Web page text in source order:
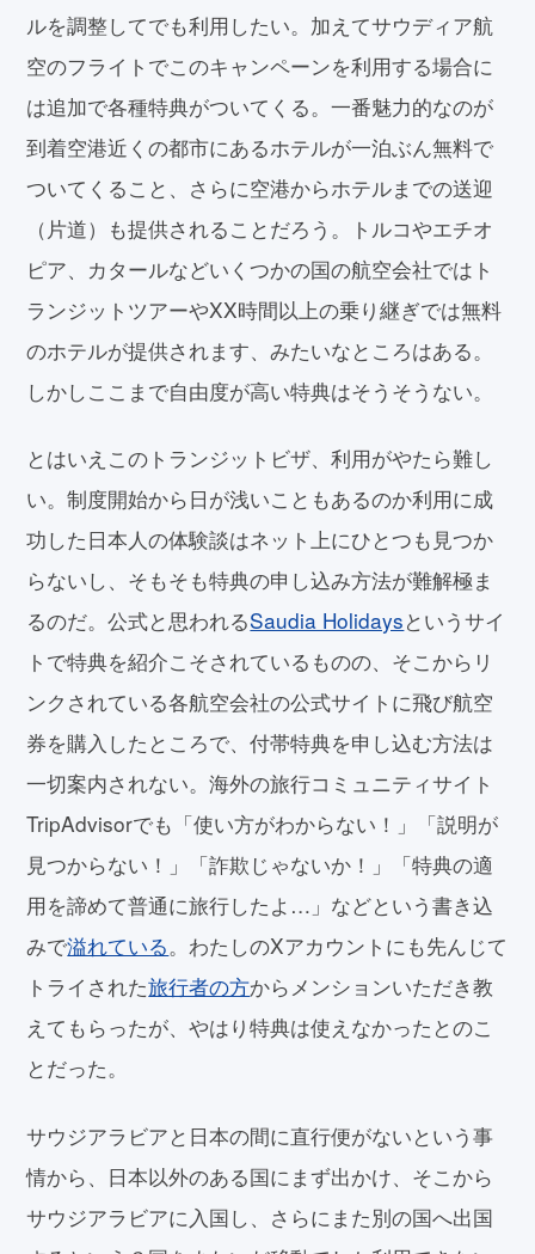
ルを調整してでも利用したい。加えてサウディア航
空のフライトでこのキャンペーンを利用する場合に
は追加で各種特典がついてくる。一番魅力的なのが
到着空港近くの都市にあるホテルが一泊ぶん無料で
ついてくること、さらに空港からホテルまでの送迎
（片道）も提供されることだろう。トルコやエチオ
ピア、カタールなどいくつかの国の航空会社ではト
ランジットツアーやXX時間以上の乗り継ぎでは無料
のホテルが提供されます、みたいなところはある。
しかしここまで自由度が高い特典はそうそうない。
とはいえこのトランジットビザ、利用がやたら難し
い。制度開始から日が浅いこともあるのか利用に成
功した日本人の体験談はネット上にひとつも見つか
らないし、そもそも特典の申し込み方法が難解極ま
るのだ。公式と思われるSaudia Holidaysというサイ
トで特典を紹介こそされているものの、そこからリ
ンクされている各航空会社の公式サイトに飛び航空
券を購入したところで、付帯特典を申し込む方法は
一切案内されない。海外の旅行コミュニティサイト
TripAdvisorでも「使い方がわからない！」「説明が
見つからない！」「詐欺じゃないか！」「特典の適
用を諦めて普通に旅行したよ…」などという書き込
みで溢れている。わたしのXアカウントにも先んじて
トライされた旅行者の方からメンションいただき教
えてもらったが、やはり特典は使えなかったとのこ
とだった。
サウジアラビアと日本の間に直行便がないという事
情から、日本以外のある国にまず出かけ、そこから
サウジアラビアに入国し、さらにまた別の国へ出国